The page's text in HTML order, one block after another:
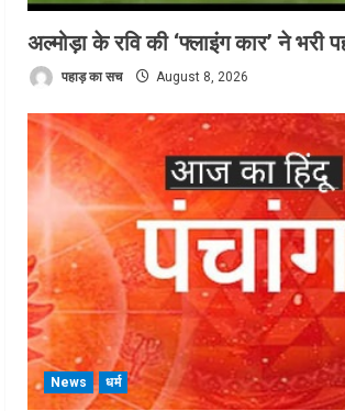
अल्मोड़ा के रवि की ‘फ्लाइंग कार’ ने भरी
पहाड़ का सच August 8, 2026
News धर्म